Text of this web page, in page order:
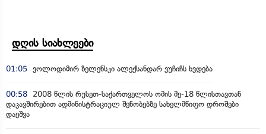
დღის სიახლეები
01:05 ვოლოდიმირ ზელენსკი ალექსანდარ ვუჩიჩს ხვდება
00:58
2008 წლის რუსეთ-საქართველოს ომის მე-18 წლისთავთან
დაკავშირებით ადმინისტრაციულ შენობებზე სახელმწიფო დროშები
დაეშვა